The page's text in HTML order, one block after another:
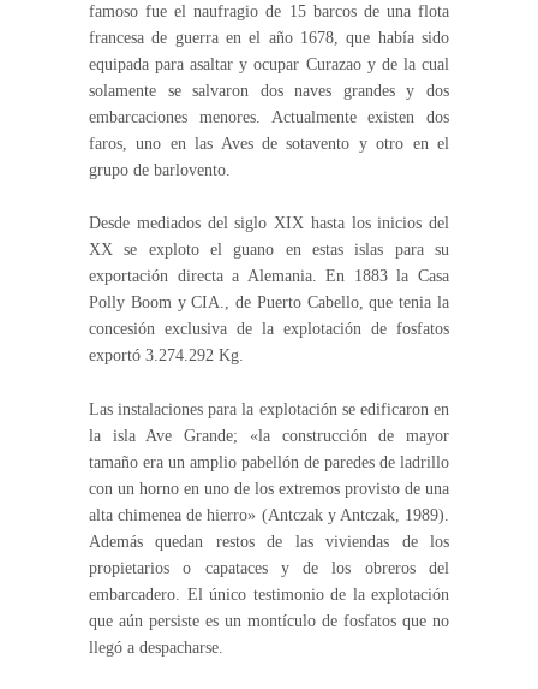
famoso fue el naufragio de 15 barcos de una flota
francesa de guerra en el año 1678, que había sido
equipada para asaltar y ocupar Curazao y de la cual
solamente se salvaron dos naves grandes y dos
embarcaciones menores. Actualmente existen dos
faros, uno en las Aves de sotavento y otro en el
grupo de barlovento.
Desde mediados del siglo XIX hasta los inicios del
XX se exploto el guano en estas islas para su
exportación directa a Alemania. En 1883 la Casa
Polly Boom y CIA., de Puerto Cabello, que tenia la
concesión exclusiva de la explotación de fosfatos
exportó 3.274.292 Kg.
Las instalaciones para la explotación se edificaron en
la isla Ave Grande; «la construcción de mayor
tamaño era un amplio pabellón de paredes de ladrillo
con un horno en uno de los extremos provisto de una
alta chimenea de hierro» (Antczak y Antczak, 1989).
Además quedan restos de las viviendas de los
propietarios o capataces y de los obreros del
embarcadero. El único testimonio de la explotación
que aún persiste es un montículo de fosfatos que no
llegó a despacharse.